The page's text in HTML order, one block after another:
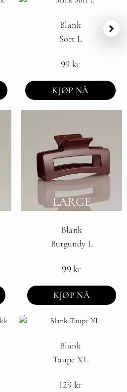
Blank
Sort L
99 kr
KJØP NÅ
Blank
Burgundy L
99kr
KJØP NÅ
Blank
Taupe XL
129 kr